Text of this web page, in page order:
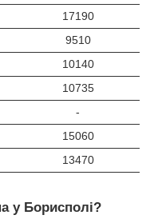
17190
9510
10140
10735
-
15060
13470
у Борисполі?